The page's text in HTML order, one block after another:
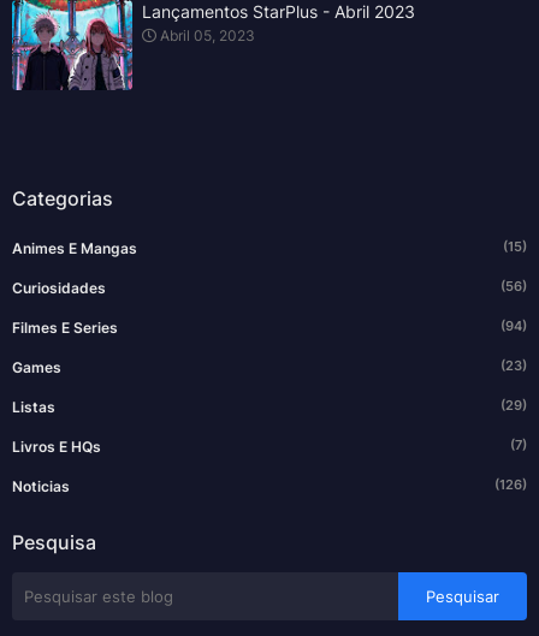
Lançamentos StarPlus - Abril 2023
Abril 05, 2023
Categorias
Animes E Mangas (15)
Curiosidades (56)
Filmes E Series (94)
Games (23)
Listas (29)
Livros E HQs (7)
Noticias (126)
Pesquisa